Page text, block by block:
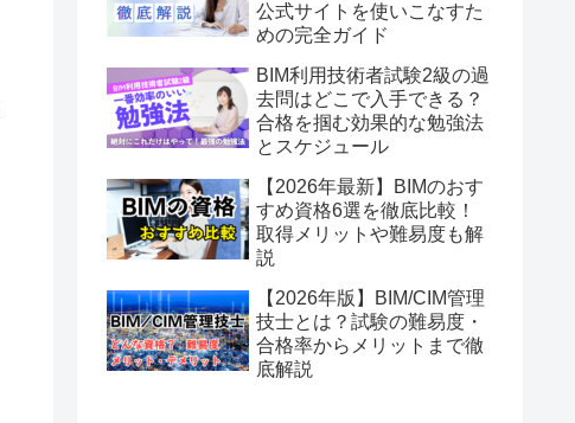
公式サイトを使いこなすた
めの完全ガイド
BIM利用技術者試験2級の過
去問はどこで入手できる？
合格を掴む効果的な勉強法
とスケジュール
【2026年最新】BIMのおす
すめ資格6選を徹底比較！
取得メリットや難易度も解
説
【2026年版】BIM/CIM管理
技士とは？試験の難易度・
合格率からメリットまで徹
底解説